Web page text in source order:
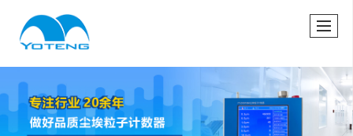
很遗憾，因您的浏览器版本过低导致无法获得最佳浏览体验，推荐下载安装谷歌浏览器！